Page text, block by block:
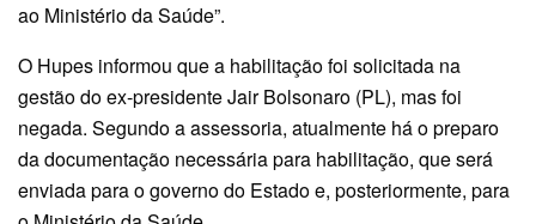
ao Ministério da Saúde”.
O Hupes informou que a habilitação foi solicitada na
gestão do ex-presidente Jair Bolsonaro (PL), mas foi
negada. Segundo a assessoria, atualmente há o preparo
da documentação necessária para habilitação, que será
enviada para o governo do Estado e, posteriormente, para